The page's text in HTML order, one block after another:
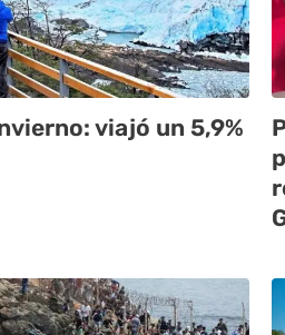
viajó un 5,9%